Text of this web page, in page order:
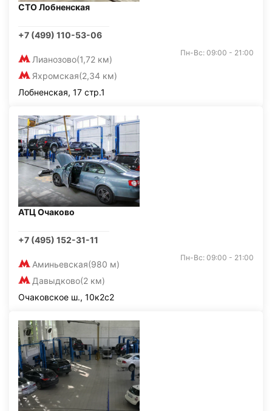
СТО Лобненская
+7 (499) 110-53-06
Лианозово(1,72 км)
Яхромская(2,34 км)
Пн-Вс: 09:00 - 21:00
Лобненская, 17 стр.1
АТЦ Очаково
+7 (495) 152-31-11
Аминьевская(980 м)
Давыдково(2 км)
Пн-Вс: 09:00 - 21:00
Очаковское ш., 10к2с2